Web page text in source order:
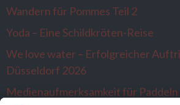
Wandern für Pommes Teil 2
Yoda – Eine Schildkröten-Reise
We love water – Erfolgreicher
Düsseldorf 2026
Medienaufmerksamkeit für Paddeln